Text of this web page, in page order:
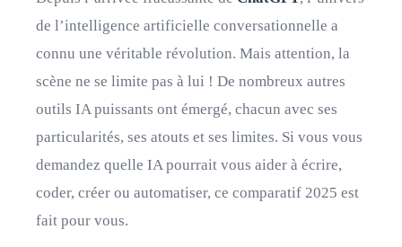
de l’intelligence artificielle conversationnelle a
connu une véritable révolution. Mais attention, la
scène ne se limite pas à lui ! De nombreux autres
outils IA puissants ont émergé, chacun avec ses
particularités, ses atouts et ses limites. Si vous vous
demandez quelle IA pourrait vous aider à écrire,
coder, créer ou automatiser, ce comparatif 2025 est
fait pour vous.